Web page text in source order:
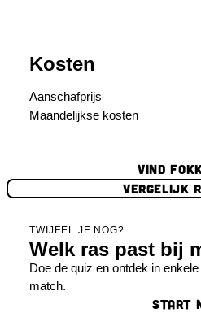
Kosten
Aanschafprijs
Maandelijkse kosten
VIND
VERGELIJK
TWIJFEL JE NOG?
Welk ras past bij
Doe de quiz en ontdek in
match.
START